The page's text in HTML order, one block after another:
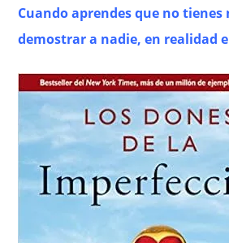
Cuando aprendes que no tienes
demostrar a nadie, en realidad